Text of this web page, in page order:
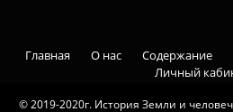
© 2019-2020г. История Земли и
Главная О нас Содержание
Личный